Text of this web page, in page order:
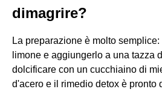
dimagrire?
La preparazione è molto
limone e aggiungerlo a una tazza
dolcificare con un cucchiaino di
d'acero e il rimedio detox è pronto